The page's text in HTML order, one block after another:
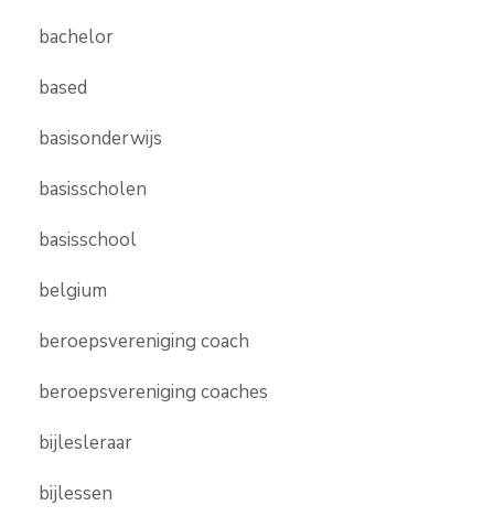
bachelor
based
basisonderwijs
basisscholen
basisschool
belgium
beroepsvereniging coach
beroepsvereniging coaches
bijlesleraar
bijlessen